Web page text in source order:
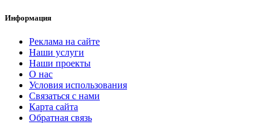
Информация
Реклама на сайте
Наши услуги
Наши проекты
О нас
Условия использования
Связаться с нами
Карта сайта
Обратная связь